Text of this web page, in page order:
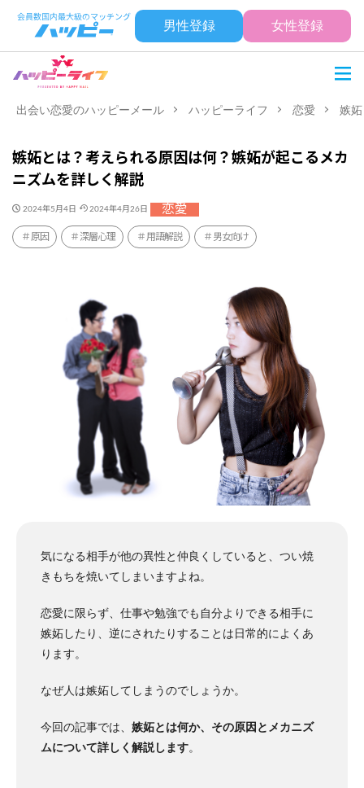
男性登録 女性登録
出会い恋愛のハッピーメール ハッピーライフ 恋愛 嫉
嫉妬とは？考えられる原因は何？嫉妬が起こるメカ
ニズムを詳しく解説
2024年5月4日 2024年4月26日 恋愛
原因 深層心理 用語解説 男女向け
気になる相手が他の異性と仲良くしていると、つい焼
きもちを焼いてしまいますよね。
恋愛に限らず、仕事や勉強でも自分よりできる相手に
嫉妬したり、逆にされたりすることは日常的によくあ
ります。
なぜ人は嫉妬してしまうのでしょうか。
今回の記事では、 嫉妬とは何か、その原因とメカニズ
ムについて詳しく解説します。